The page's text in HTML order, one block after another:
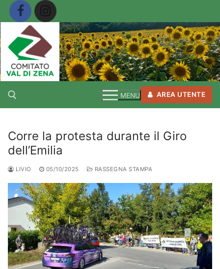
Vai
contenuto
Cerca:
MENU AREA UTENTE
Corre la protesta durante il Giro
dell’Emilia
LIVIO 05/10/2025 RASSEGNA STAMPA